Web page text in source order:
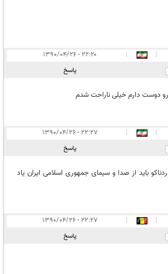
|
|
۲۲:۲۰ - ۱۳۹۰/۰۴/۲۶
پاسخ
دوست دارم خیلی ناراحت شدم
|
|
۲۲:۲۷ - ۱۳۹۰/۰۴/۲۶
پاسخ
باید از صدا و سیمای جمهوری اسلامی ایران یاد
|
|
۲۲:۲۷ - ۱۳۹۰/۰۴/۲۶
پاسخ